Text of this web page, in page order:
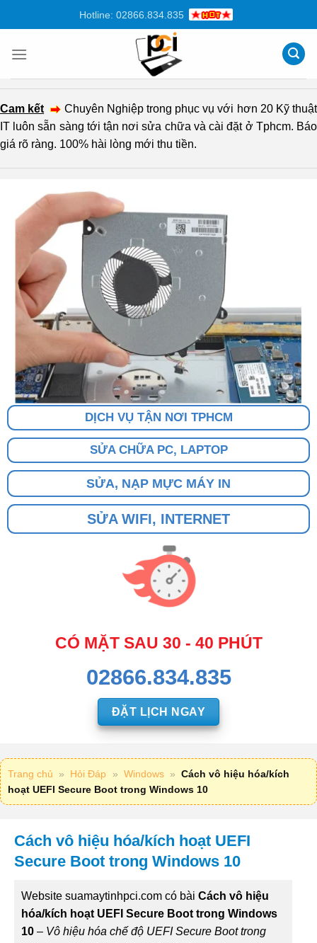
dung
Hotline: 02866.834.835
Cam kết
Chuyên Nghiệp trong phục vụ với hơn 20 Kỹ thuật
IT luôn sẵn sàng tới tận nơi sửa chữa và cài đặt ở Tphcm. Báo
giá rõ ràng. 100% hài lòng mới thu tiền.
DỊCH VỤ TẬN NƠI TPHCM
SỬA CHỮA PC, LAPTOP
SỬA, NẠP MỰC MÁY IN
SỬA WIFI, INTERNET
CÓ MẶT SAU 30 - 40 PHÚT
02866.834.835
ĐẶT LỊCH NGAY
Trang chủ » Hỏi Đáp » Windows » Cách vô hiệu hóa/kích
hoạt UEFI Secure Boot trong Windows 10
Cách vô hiệu hóa/kích hoạt UEFI
Secure Boot trong Windows 10
Website suamaytinhpci.com có bài Cách vô hiệu
hóa/kích hoạt UEFI Secure Boot trong Windows
10 – Vô hiệu hóa chế độ UEFI Secure Boot trong